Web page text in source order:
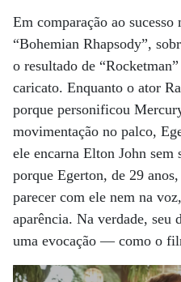
Em comparação ao sucesso
“Bohemian Rhapsody”,
o resultado de
caricato. Enquanto o ator
porque personificou
movimentação no palco,
ele encarna Elton John
porque Egerton, de 29
parecer com ele nem na
aparência. Na verdade, seu
uma evocação — como o